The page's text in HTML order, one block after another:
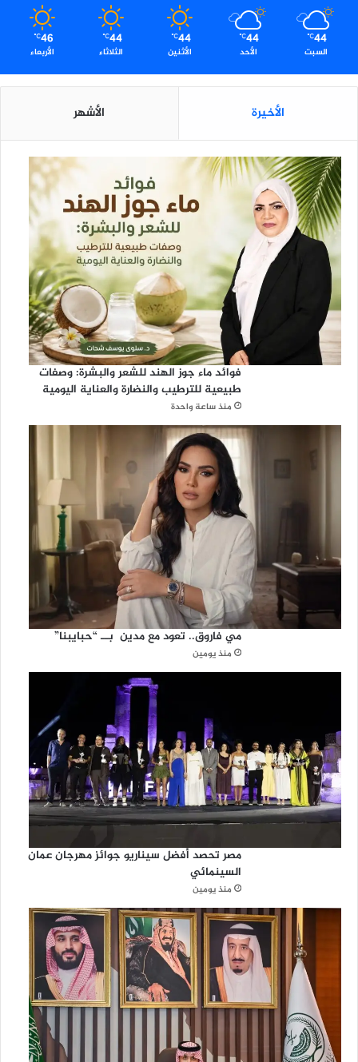
44
℃
السبت
44
℃
الأحد
44
℃
الأثنين
44
℃
الثلاثاء
46
℃
الأربعاء
الأخيرة الأشهر
فوائد ماء جوز الهند للشعر والبشرة: وصفات
طبيعية للترطيب والنضارة والعناية اليومية
منذ ساعة واحدة
مي فاروق.. تعود مع مدين بــ “حبايبنا”
منذ يومين
مصر تحصد أفضل سيناريو جوائز مهرجان عمان
السينمائي
منذ يومين